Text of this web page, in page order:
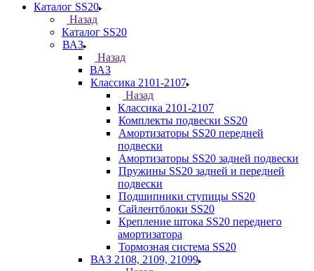
Каталог SS20
Назад
Каталог SS20
ВАЗ
Назад
ВАЗ
Классика 2101-2107
Назад
Классика 2101-2107
Комплекты подвески SS20
Амортизаторы SS20 передней
подвески
Амортизаторы SS20 задней подвески
Пружины SS20 задней и передней
подвески
Подшипники ступицы SS20
Сайлентблоки SS20
Крепление штока SS20 переднего
амортизатора
Тормозная система SS20
ВАЗ 2108, 2109, 21099